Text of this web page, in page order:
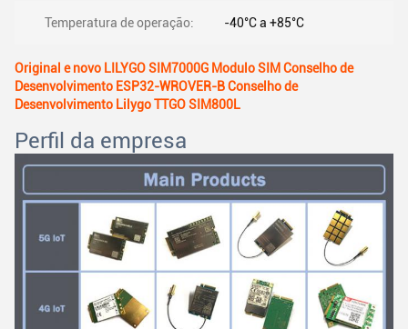
Temperatura de operação: -40°C a +85°C
Original e novo LILYGO SIM7000G Modulo SIM Conselho de
Desenvolvimento ESP32-WROVER-B Conselho de
Desenvolvimento Lilygo TTGO SIM800L
Perfil da empresa